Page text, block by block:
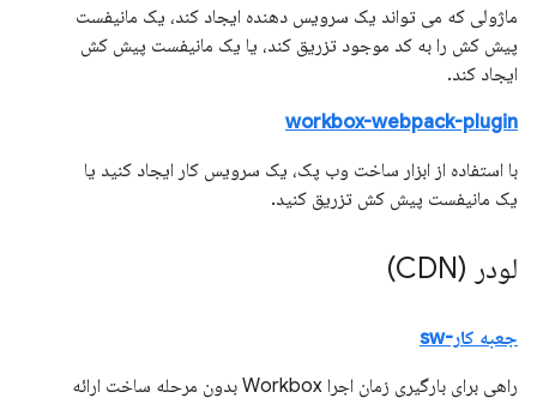
ماژولی که می تواند یک سرویس دهنده ایجاد کند، یک مانیفست
پیش کش را به کد موجود تزریق کند، یا یک مانیفست پیش کش
ایجاد کند.
workbox-webpack-plugin
با استفاده از ابزار ساخت وب پک، یک سرویس کار ایجاد کنید یا
یک مانیفست پیش کش تزریق کنید.
لودر (CDN)
جعبه کار-sw
راهی برای بارگیری زمان اجرا Workbox بدون مرحله ساخت ارائه